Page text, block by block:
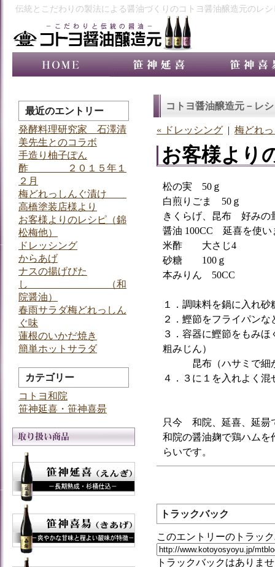
伝統とこだわりの製法による醤油づくりのコトヨ醤油醸造元のレシ
コトヨ醤油醸造元－レ
« ドレッシング | 梅どれ
お客様より
松の実 50ｇ
白煎りごま 50ｇ
きくらげ、昆布 好みの
醤油 100CC 延喜を使い
米酢 大さじ4
砂糖 100ｇ
本みりん 50CC
１．調味料を鍋に入れ
２．鰹節をフライパン
３．容器に鰹節をもみ
粗みじん）
昆布（ハサミで細か
４．３に１を入れよ
只今 和院、延喜、延昜
和院の醤油麹で鶏ハムを
らいです。
トラックバック
このエントリーのトラッ
トラックバックはありま
最近のエントリー
発酵料理研究家 石澤清
美先生とのコラボ
手造り柚子ぽん
酢 ２０１５年１
２月
梅どれっしんぐ漬け
高橋塗装店様より
お客様よりのレシピ（錦
松梅他）
ドレッシング
からあげ
ナスの揚げびた
し （和
院醤油）
春雨サラダ梅どれっしん
ぐ味
蓮根のいかだ焼き
簡単ホットサラダ
カテゴリー
コトヨ和院
笹神延喜・笹神喜昜